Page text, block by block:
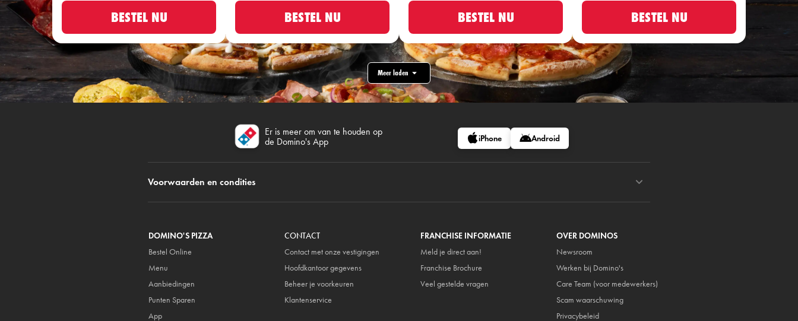
BESTEL NU BESTEL NU BESTEL NU BESTEL NU
Meer laden
Er is meer om van te houden op
de Domino's App
iPhone Android
Voorwaarden en condities
DOMINO'S PIZZA
Bestel Online
Menu
Aanbiedingen
Punten Sparen
App
CONTACT
Contact met onze vestigingen
Hoofdkantoor gegevens
Beheer je voorkeuren
Klantenservice
FRANCHISE INFORMATIE
Meld je direct aan!
Franchise Brochure
Veel gestelde vragen
OVER DOMINOS
Newsroom
Werken bij Domino's
Care Team (voor medewerkers)
Scam waarschuwing
Privacybeleid